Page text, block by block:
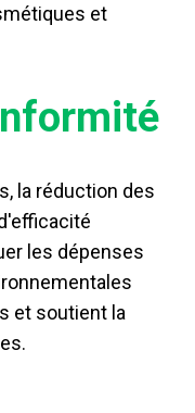
et
la réduction des
les dépenses
et soutient la